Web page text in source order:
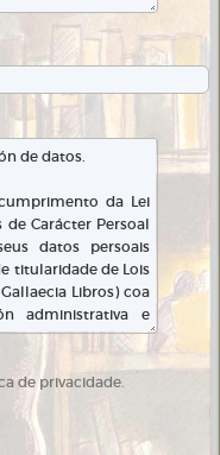
de privacidade.